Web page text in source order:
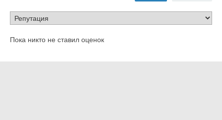
Пока никто не ставил оценок